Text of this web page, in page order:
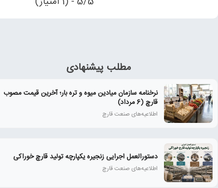
مطلب پیشنهادی
نرخنامه سازمان میادین میوه و تره بار؛ آخرین قیمت مصوب
قارچ (6 مرداد)
اطلاعیه‌های صنعت قارچ
دستورالعمل اجرایی زنجیره یکپارچه تولید قارچ خوراکی
اطلاعیه‌های صنعت قارچ